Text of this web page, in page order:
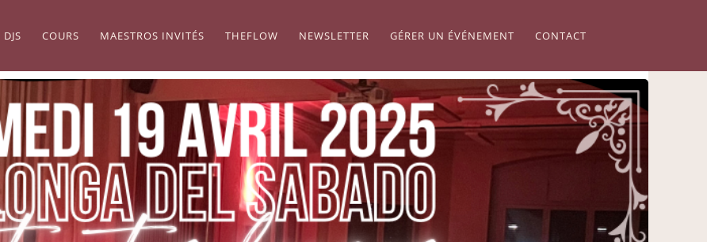
DJS COURS MAESTROS INVITÉS THEFLOW NEWSLETTER GÉRER UN ÉVÉNEMENT CONTACT